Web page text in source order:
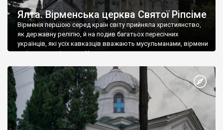
Ялта. Вірменська церква Святої Ріпсіме
Вірменія першою серед країн світу прийняла християнство,
як державну релігію, й на подив багатьох пересічних
українців, які усіх кавказців вважають мусульманами, вірмени
є відданими вірянами Христа